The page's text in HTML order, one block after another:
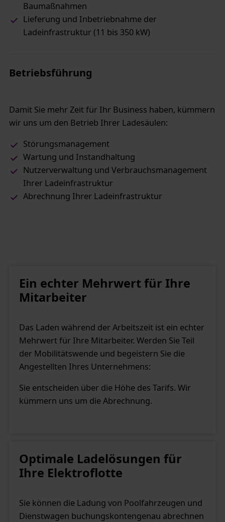
Baumaßnahmen
Lieferung und Inbetriebnahme der
Ladeinfrastruktur (11 bis 350 kW)
Betriebsführung
Damit Sie mehr Zeit für Ihr Business haben, kümmern
wir uns um den Betrieb Ihrer Ladesäulen:
Störungsmanagement
Wartung und Instandhaltung
Nutzerverwaltung und Verbrauchsmanagement
Ihrer Ladeinfrastruktur
Abrechnung Ihrer Ladeinfrastruktur
Ein echter Mehrwert für Ihre
Mitarbeiter
Das Laden während der Arbeitszeit ist ein echter
Mehrwert für Ihre Mitarbeiter. Werden Sie Teil
der Mobilitätswende und begeistern Sie die
Angestellten Ihres Unternehmens:
Sie entscheiden über die Höhe des Tarifs. Wir
kümmern uns um die Abrechnung.
Optimale Ladelösungen für
Ihre Elektroflotte
Sie können die Ladung von Poolfahrzeugen und
Dienstwagen buchungskontengenau abrechnen